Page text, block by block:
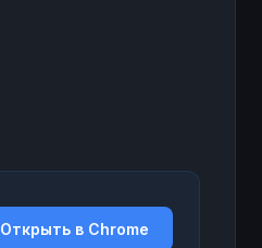
Открыть в Chrome